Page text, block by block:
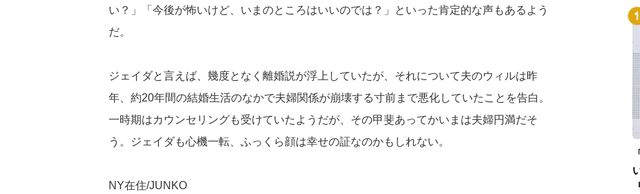
い？」「今後が怖いけど、いまのところはいいのでは？」といった肯定的な声もあるよう
だ。
ジェイダと言えば、幾度となく離婚説が浮上していたが、それについて夫のウィルは昨
年、約20年間の結婚生活のなかで夫婦関係が崩壊する寸前まで悪化していたことを告白。
一時期はカウンセリングも受けていたようだが、その甲斐あってかいまは夫婦円満だそ
う。ジェイダも心機一転、ふっくら顔は幸せの証なのかもしれない。
NY在住/JUNKO